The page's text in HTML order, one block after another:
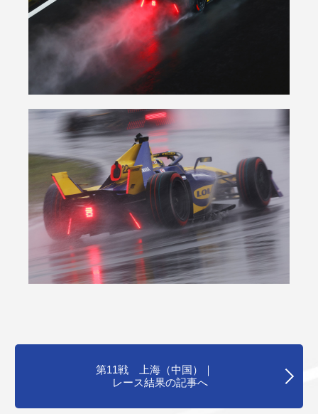
第11戦 上海（中国）｜
レース結果の記事へ